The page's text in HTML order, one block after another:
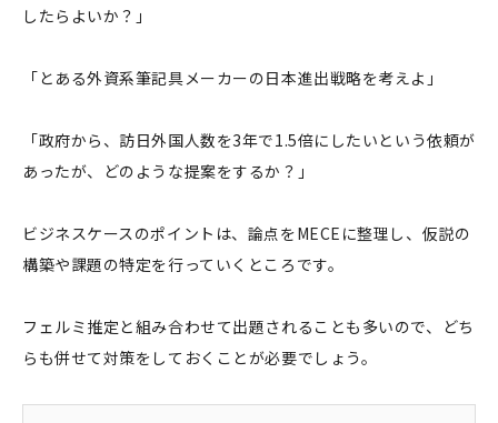
したらよいか？」
「とある外資系筆記具メーカーの日本進出戦略を考えよ」
「政府から、訪日外国人数を3年で1.5倍にしたいという依頼が
あったが、どのような提案をするか？」
ビジネスケースのポイントは、論点をMECEに整理し、仮説の
構築や課題の特定を行っていくところです。
フェルミ推定と組み合わせて出題されることも多いので、どち
らも併せて対策をしておくことが必要でしょう。